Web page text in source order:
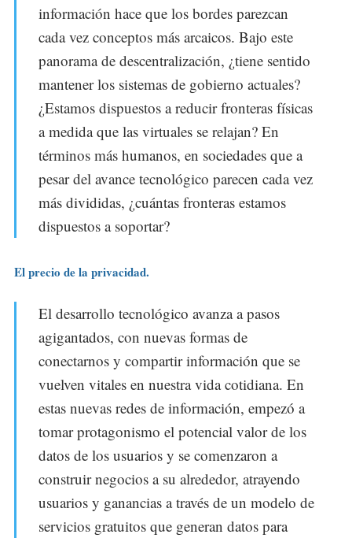
información hace que los bordes parezcan
cada vez conceptos más arcaicos. Bajo este
panorama de descentralización, ¿tiene sentido
mantener los sistemas de gobierno actuales?
¿Estamos dispuestos a reducir fronteras físicas
a medida que las virtuales se relajan? En
términos más humanos, en sociedades que a
pesar del avance tecnológico parecen cada vez
más divididas, ¿cuántas fronteras estamos
dispuestos a soportar?
El precio de la privacidad.
El desarrollo tecnológico avanza a pasos
agigantados, con nuevas formas de
conectarnos y compartir información que se
vuelven vitales en nuestra vida cotidiana. En
estas nuevas redes de información, empezó a
tomar protagonismo el potencial valor de los
datos de los usuarios y se comenzaron a
construir negocios a su alrededor, atrayendo
usuarios y ganancias a través de un modelo de
servicios gratuitos que generan datos para